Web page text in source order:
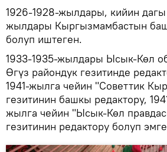
1926-1928-жылдары, кийин дагы
жылдары Кыргызмамбастын
болуп иштеген.
1933-1935-жылдары Ысык-Көл
Өгүз райондук гезитинде
1941-жылга чейин "Советтик
гезитинин башкы редактору,
жылга чейин "Ысык-Көл
гезитинин редактору болуп